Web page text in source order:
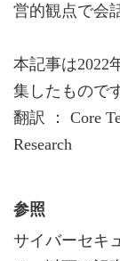
営的観点で会
本記事は2022
集したもので
翻訳 ： Core
Research
参照
サイバーセキ